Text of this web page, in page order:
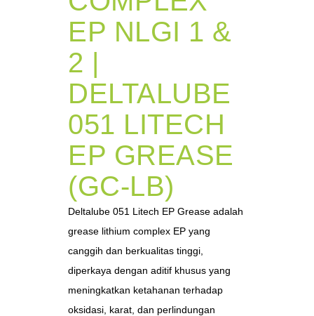
EP NLGI 1 &
2 |
DELTALUBE
051 LITECH
EP GREASE
(GC-LB)
Deltalube 051 Litech EP Grease adalah
grease lithium complex EP yang
canggih dan berkualitas tinggi,
diperkaya dengan aditif khusus yang
meningkatkan ketahanan terhadap
oksidasi, karat, dan perlindungan